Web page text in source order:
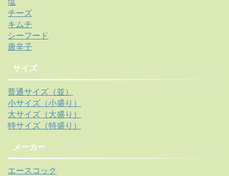
チーズ
キムチ
シーフード
唐辛子
サイズ
普通サイズ（並）
小サイズ（小盛り）
大サイズ（大盛り）
特サイズ（特盛り）
メーカー
エースコック